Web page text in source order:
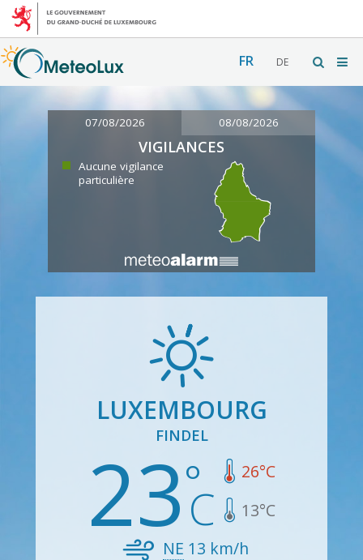
FR DE
07/08/2026 08/08/2026
VIGILANCES
Aucune vigilance
particulière
LUXEMBOURG
FINDEL
23 26°C
13°C
NE 13 km/h